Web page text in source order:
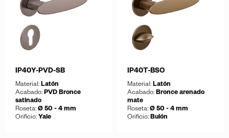
IP40Y-PVD-SB
Material: Latón
Acabado: PVD Bronce
satinado
Roseta: Ø 50 - 4 mm
Orificio: Yale
IP40T-BSO
Material: Latón
Acabado: Bronce arenado
mate
Roseta: Ø 50 - 4 mm
Orificio: Bulón